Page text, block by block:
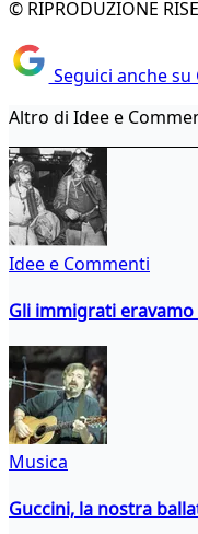
© RIPRODUZIONE
Seguici anche
Altro di Idee e
Idee e Commenti
Gli immigrati
Musica
Guccini, la nostra